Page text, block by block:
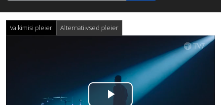
Vaikimisi pleier Alternatiivsed pleier